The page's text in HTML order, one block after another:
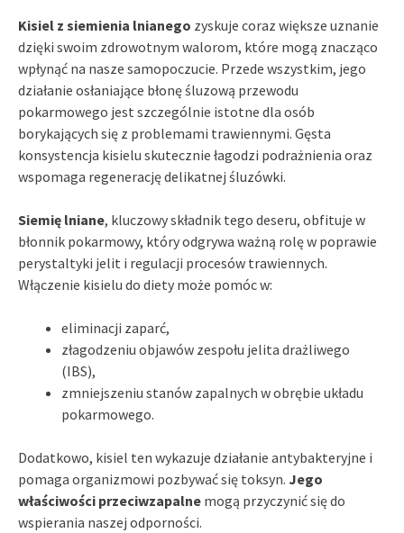
Kisiel z siemienia lnianego zyskuje coraz większe uznanie
dzięki swoim zdrowotnym walorom, które mogą znacząco
wpłynąć na nasze samopoczucie. Przede wszystkim, jego
działanie osłaniające błonę śluzową przewodu
pokarmowego jest szczególnie istotne dla osób
borykających się z problemami trawiennymi. Gęsta
konsystencja kisielu skutecznie łagodzi podrażnienia oraz
wspomaga regenerację delikatnej śluzówki.
Siemię lniane, kluczowy składnik tego deseru, obfituje w
błonnik pokarmowy, który odgrywa ważną rolę w poprawie
perystaltyki jelit i regulacji procesów trawiennych.
Włączenie kisielu do diety może pomóc w:
eliminacji zaparć,
złagodzeniu objawów zespołu jelita drażliwego
(IBS),
zmniejszeniu stanów zapalnych w obrębie układu
pokarmowego.
Dodatkowo, kisiel ten wykazuje działanie antybakteryjne i
pomaga organizmowi pozbywać się toksyn. Jego
właściwości przeciwzapalne mogą przyczynić się do
wspierania naszej odporności.